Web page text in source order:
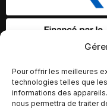
Pour offrir les meilleures
technologies telles que
informations des
nous permettra de traiter